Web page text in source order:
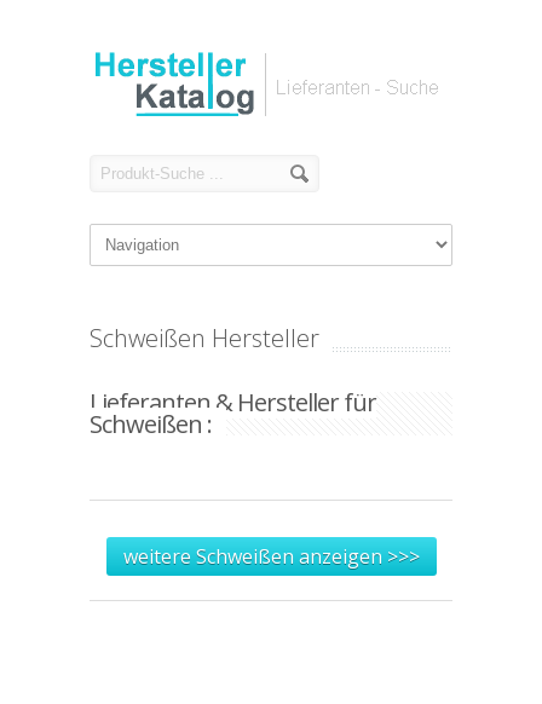
Schweißen Hersteller
Lieferanten & Hersteller für
Schweißen :
weitere Schweißen anzeigen >>>